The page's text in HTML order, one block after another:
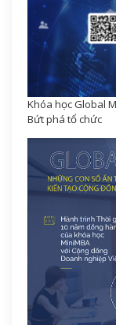
Khóa học Global
Bứt phá tổ chức